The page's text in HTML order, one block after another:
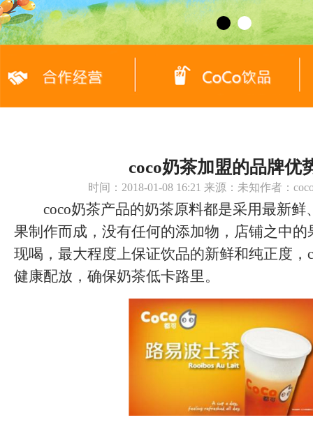
coco奶茶加盟的品牌优
时间：2018-01-08 16:21 来源：未知作者：
coco奶茶产品的奶茶原料都是采用最新鲜
果制作而成，没有任何的添加物，店铺之中的
现喝，最大程度上保证饮品的新鲜和纯正度，
健康配放，确保奶茶低卡路里。